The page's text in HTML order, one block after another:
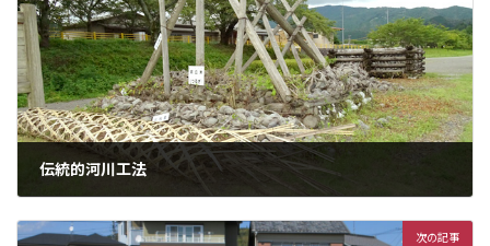
伝統的河川工法
次の記事